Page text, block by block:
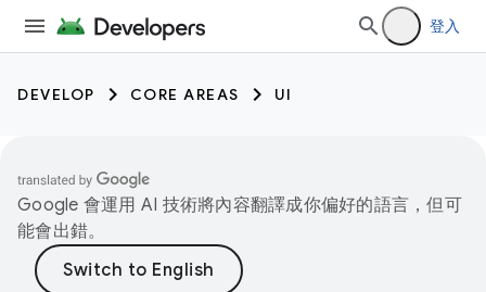
登入
DEVELOP CORE AREAS UI
Google 會運用 AI 技術將內容翻譯成你偏好的語言，但可
能會出錯。